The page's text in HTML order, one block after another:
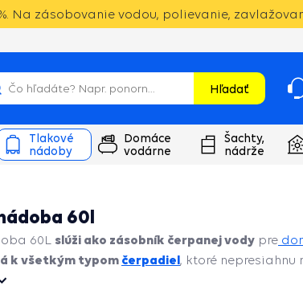
Na zásobovanie vodou, polievanie,
Hľadať
Tlakové
nádoby
Domáce
vodárne
Šachty,
nádrže
60l
60L slúži ako zásobník čerpanej vody pre
k všetkým typom čerpadiel, ktoré